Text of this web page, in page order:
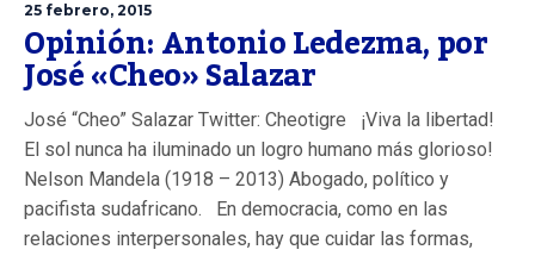
25 febrero, 2015
Opinión: Antonio Ledezma, por
José «Cheo» Salazar
José “Cheo” Salazar Twitter: Cheotigre ¡Viva la libertad!
El sol nunca ha iluminado un logro humano más glorioso!
Nelson Mandela (1918 – 2013) Abogado, político y
pacifista sudafricano. En democracia, como en las
relaciones interpersonales, hay que cuidar las formas,